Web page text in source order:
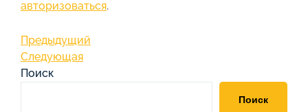
авторизоваться.
Навигация
по
Предыдущая
запись
Предыдущий
Следующая
запись
Следующая
Поиск
Поиск